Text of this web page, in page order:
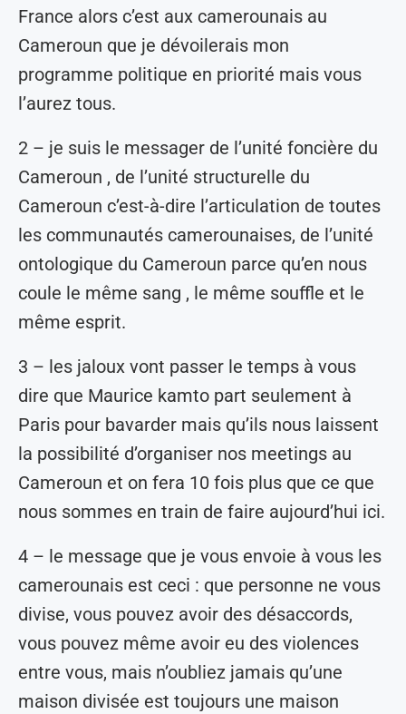
France alors c’est aux camerounais au
Cameroun que je dévoilerais mon
programme politique en priorité mais vous
l’aurez tous.
2 – je suis le messager de l’unité foncière du
Cameroun , de l’unité structurelle du
Cameroun c’est-à-dire l’articulation de toutes
les communautés camerounaises, de l’unité
ontologique du Cameroun parce qu’en nous
coule le même sang , le même souffle et le
même esprit.
3 – les jaloux vont passer le temps à vous
dire que Maurice kamto part seulement à
Paris pour bavarder mais qu’ils nous laissent
la possibilité d’organiser nos meetings au
Cameroun et on fera 10 fois plus que ce que
nous sommes en train de faire aujourd’hui ici.
4 – le message que je vous envoie à vous les
camerounais est ceci : que personne ne vous
divise, vous pouvez avoir des désaccords,
vous pouvez même avoir eu des violences
entre vous, mais n’oubliez jamais qu’une
maison divisée est toujours une maison